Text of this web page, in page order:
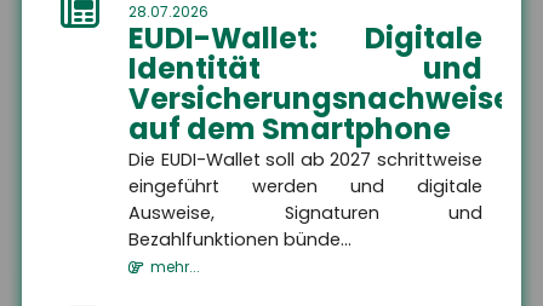
28.07.2026
EUDI-Wallet: Digitale
Identität und
Versicherungsnachweise
auf dem Smartphone
Die EUDI-Wallet soll ab 2027 schrittweise
eingeführt werden und digitale
Ausweise, Signaturen und
Bezahlfunktionen bünde...
mehr...
info@hsh24.de
Kontakt